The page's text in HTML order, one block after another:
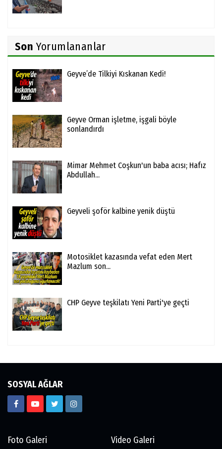
Son Yorumlananlar
Geyve’de Tilkiyi Kıskanan Kedi!
Geyve Orman işletme, işgali böyle
sonlandırdı
Mimar Mehmet Coşkun'un baba acısı; Hafız
Abdullah...
Geyveli şoför kalbine yenik düştü
Motosiklet kazasında vefat eden Mert
Mazlum son...
CHP Geyve teşkilatı Yeni Parti'ye geçti
SOSYAL AĞLAR
Foto Galeri Video Galeri